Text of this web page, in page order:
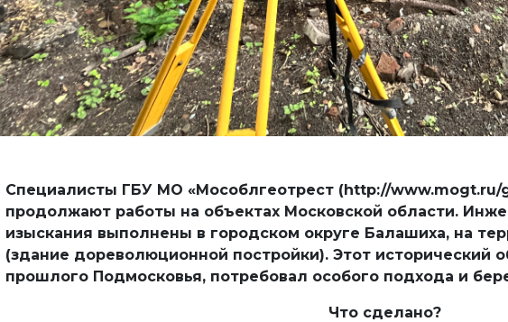
Специалисты ГБУ МО «Мособлгеотрест (http://www.mogt.ru/
продолжают работы на объектах Московской области.
изыскания выполнены в городском округе Балашиха, на
(здание дореволюционной постройки). Этот исторический
прошлого Подмосковья, потребовал особого подхода и
Что сделано?